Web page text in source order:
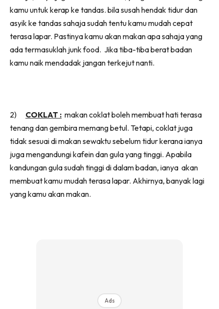
kamu untuk kerap ke tandas. bila susah hendak tidur dan
asyik ke tandas sahaja sudah tentu kamu mudah cepat
terasa lapar. Pastinya kamu akan makan apa sahaja yang
ada termasuklah junk food. Jika tiba-tiba berat badan
kamu naik mendadak jangan terkejut nanti.
2) COKLAT : makan coklat boleh membuat hati terasa
tenang dan gembira memang betul. Tetapi, coklat juga
tidak sesuai di makan sewaktu sebelum tidur kerana ianya
juga mengandungi kafein dan gula yang tinggi. Apabila
kandungan gula sudah tinggi di dalam badan, ianya akan
membuat kamu mudah terasa lapar. Akhirnya, banyak lagi
yang kamu akan makan.
Ads